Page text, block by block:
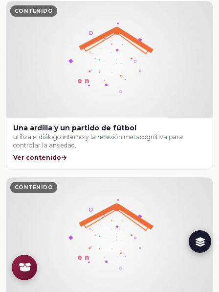
CONTENIDO
Una ardilla y un partido de fútbol
utiliza el diálogo interno y la reflexión metacognitiva para
controlar la ansiedad.
Ver contenido
CONTENIDO